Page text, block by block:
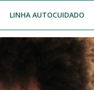
LINHA AUTOCUIDADO